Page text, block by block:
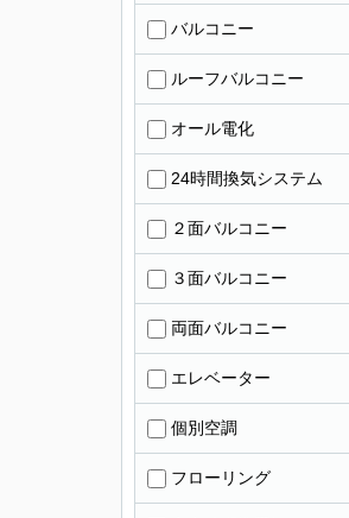
バルコニー
ルーフバルコニー
オール電化
24時間換気システム
２面バルコニー
３面バルコニー
両面バルコニー
エレベーター
個別空調
フローリング